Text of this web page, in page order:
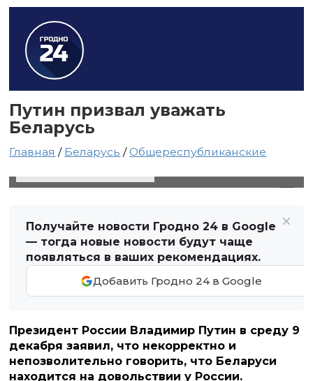
Путин призвал уважать
Беларусь
Главная / Беларусь /Общереспубликанские
Получайте новости Гродно 24 в Google
— тогда новые новости будут чаще
появляться в ваших рекомендациях.
Добавить Гродно 24 в Google
Президент России Владимир Путин в среду 9
декабря заявил, что некорректно и
непозволительно говорить, что Беларуси
находится на довольствии у России.